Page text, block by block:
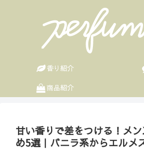
香り紹介
商品紹介
甘い香りで差をつける！メ
め5選｜バニラ系からエルメ